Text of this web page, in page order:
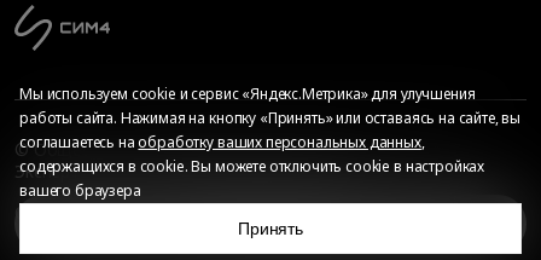
© Общество с ограниченной ответственностью «ИБС
Экспертиза», 2026. Все права защищены
Сопровождение сайта
Мы используем cookie и сервис «Яндекс.Метрика» для улучшения
работы сайта. Нажимая на кнопку «Принять» или оставаясь на сайте, вы
соглашаетесь наобработку ваших персональных данных,
содержащихся в cookie. Вы можете отключить cookie в настройках
вашего браузера
Принять